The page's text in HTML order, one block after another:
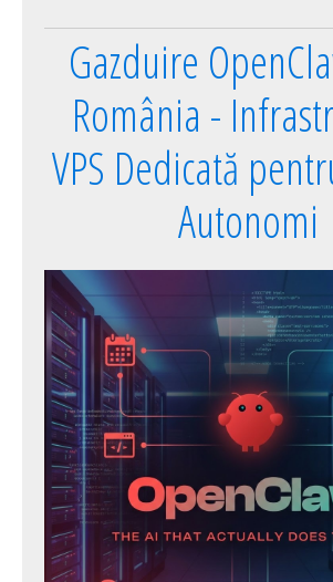
Gazduire
România -
VPS Dedicată
Autonomi